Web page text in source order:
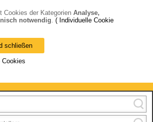
machen Betriebsferien, vom 03. bis 28.
geschlossen.
Cookies der Kategorien Analyse,
notwendig. ( Individuelle Cookie
schließen
Cookies